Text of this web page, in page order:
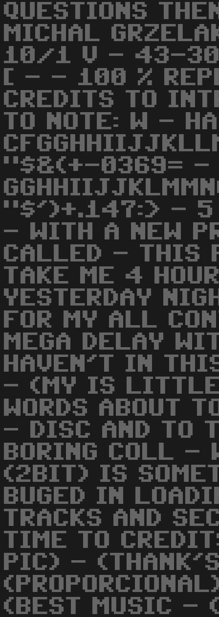
QUESTIONS
MICHAL
10/1 V - 43-
[ - - 100 %
CREDITS TO
TO NOTE: W -
"$&(+-0369= -
"$')+.147:> - 5
- WITH A NEW
CALLED - THIS
TAKE ME 4
YESTERDAY
FOR MY ALL
MEGA DELAY
HAVEN'T IN
- (MY IS LITTLE
WORDS ABOUT
- DISC AND TO
BORING COLL -
(2BIT) IS
BUGED IN
TRACKS AND
TIME TO
PIC) -
(BEST MUSIC -